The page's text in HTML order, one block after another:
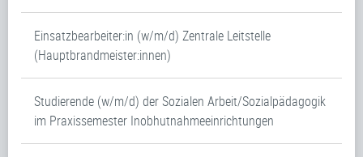
Einsatzbearbeiter:in (w/m/d) Zentrale Leitstelle
(Hauptbrandmeister:innen)
Studierende (w/m/d) der Sozialen Arbeit/Sozialpädagogik
im Praxissemester Inobhutnahmeeinrichtungen